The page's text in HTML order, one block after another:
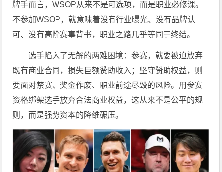
牌手而言，WSOP从来不是可选项，而是职业必修课。
不参加WSOP，就意味着没有行业曝光、没有品牌认
可、没有高阶赛事背书，职业之路几乎等同于终结。
选手陷入了无解的两难困境：参赛，就要被迫放弃
既有商业合同，损失巨额赞助收入；坚守赞助权益，则
要面对禁赛、奖金作废、职业前途尽毁的风险。用参赛
资格绑架选手放弃合法商业权益，这从来不是公平的规
则，而是强势资本的降维碾压。